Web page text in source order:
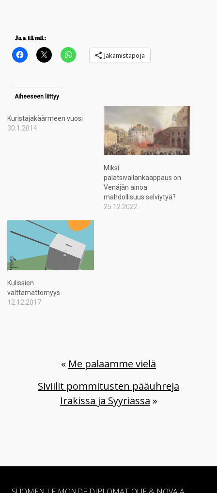
Jaa tämä:
Jakamistapoja
Aiheeseen liittyy
Kuristajakäärmeen vuosi
30.1.2014
Miksi
palatsivallankaappaus on
Venäjän ainoa
mahdollisuus selviytyä?
25.12.2022
Kulissien
välttämättömyys
12.12.2017
« Me palaamme vielä
Siviilit pommitusten pääuhreja
Irakissa ja Syyriassa »